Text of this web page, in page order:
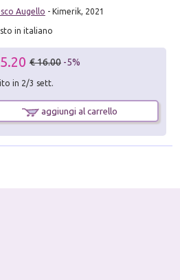
Augello - Kimerik, 2021
in italiano
€ 16.00 -5%
in 2/3 sett.
aggiungi al carrello